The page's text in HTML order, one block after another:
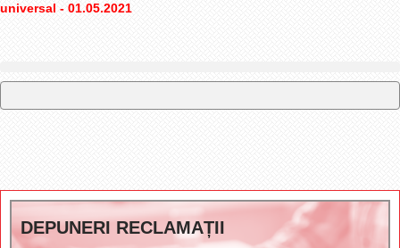
universal - 01.05.2021
DEPUNERI RECLAMAȚII